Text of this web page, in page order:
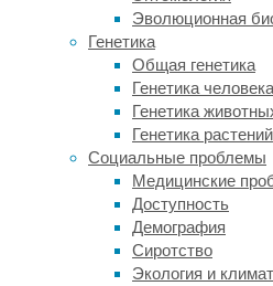
Эволюционная
Генетика
Общая генетика
Генетика человека
Генетика
Генетика растений
Социальные проблемы
Медицинские
Доступность
Демография
Сиротство
Экология и климат
разрушительными
Австралии
за
долгие
годы
стали
лесные
пожары
на
рубеже
2019